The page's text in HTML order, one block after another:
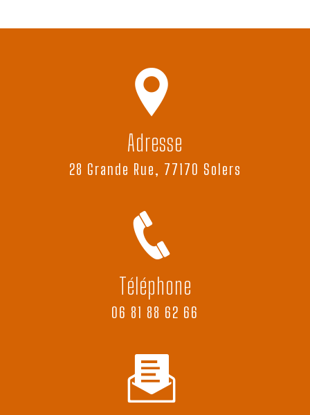
Adresse
28 Grande Rue, 77170 Solers
Téléphone
06 81 88 62 66